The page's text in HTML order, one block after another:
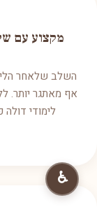
מקצוע עם
השלב שלאחר
אף מאתגר יותר.
לימודי
♿